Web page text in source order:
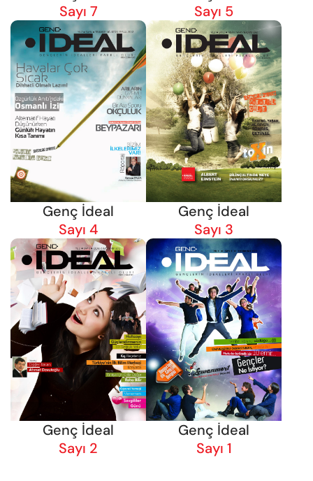
Sayı 7
Sayı 5
Genç İdeal
Sayı 4
Genç İdeal
Sayı 3
Genç İdeal
Sayı 2
Genç İdeal
Sayı 1